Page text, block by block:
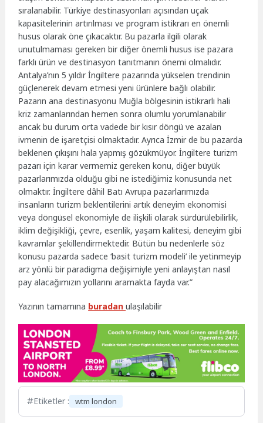
sıralanabilir. Türkiye destinasyonları açısından uçak
kapasitelerinin artırılması ve program istikrarı en önemli
husus olarak öne çıkacaktır. Bu pazarla ilgili olarak
unutulmaması gereken bir diğer önemli husus ise pazara
farklı ürün ve destinasyon tanıtmanın önemi olmalıdır.
Antalya’nın 5 yıldır İngiltere pazarında yükselen trendinin
güçlenerek devam etmesi yeni ürünlere bağlı olabilir.
Pazarın ana destinasyonu Muğla bölgesinin istikrarlı hali
kriz zamanlarından hemen sonra olumlu yorumlanabilir
ancak bu durum orta vadede bir kısır döngü ve azalan
ivmenin de işaretçisi olmaktadır. Ayrıca İzmir de bu pazarda
beklenen çıkışını hala yapmış gözükmüyor. İngiltere turizm
pazarı için karar vermemiz gereken konu, diğer büyük
pazarlarımızda olduğu gibi ne istediğimiz konusunda net
olmaktır. İngiltere dâhil Batı Avrupa pazarlarımızda
insanların turizm beklentilerini artık deneyim ekonomisi
veya döngüsel ekonomiyle de ilişkili olarak sürdürülebilirlik,
iklim değişikliği, çevre, esenlik, yaşam kalitesi, deneyim gibi
kavramlar şekillendirmektedir. Bütün bu nedenlerle söz
konusu pazarda sadece ‘basit turizm modeli’ ile yetinmeyip
arz yönlü bir paradigma değişimiyle yeni anlayıştan nasıl
pay alacağımızın yollarını aramakta fayda var.”
Yazının tamamına buradanulaşılabilir
Etiketler : wtm london